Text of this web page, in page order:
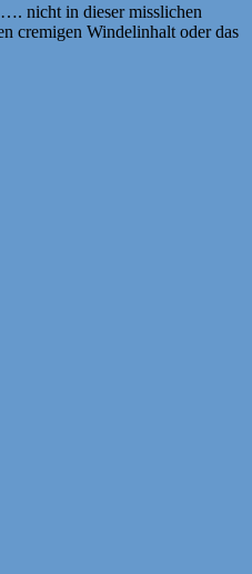
nicht in dieser misslichen
cremigen Windelinhalt oder das